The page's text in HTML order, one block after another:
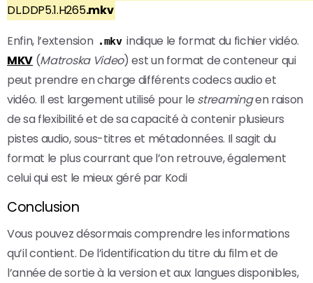
DL.DDP5.1.H265.mkv
Enfin, l’extension .mkv indique le format du fichier vidéo.
MKV (Matroska Video) est un format de conteneur qui
peut prendre en charge différents codecs audio et
vidéo. Il est largement utilisé pour le streamingen raison
de sa flexibilité et de sa capacité à contenir plusieurs
pistes audio, sous-titres et métadonnées. Il sagit du
format le plus courrant que l’on retrouve, également
celui qui est le mieux géré par Kodi
Conclusion
Vous pouvez désormais comprendre les informations
qu’il contient. De l’identification du titre du film et de
l’année de sortie à la version et aux langues disponibles,